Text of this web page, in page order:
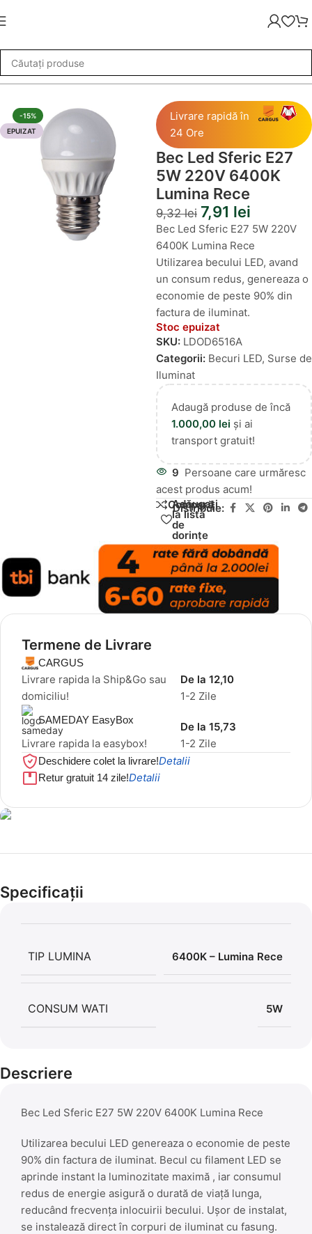
LED»Bec Led Sferic E27 5W 220V 6400K Lumina Rece
-15%
EPUIZAT
Livrare rapidă în
24 Ore
Bec Led Sferic E27
5W 220V 6400K
Lumina Rece
9,32lei 7,91 lei
Bec Led Sferic E27 5W 220V
6400K Lumina Rece
Utilizarea becului LED, avand
un consum redus, genereaza o
economie de peste 90% din
factura de iluminat.
Stoc epuizat
SKU: LDOD6516A
Categorii: Becuri LED, Surse de
Iluminat
Adaugă produse de încă
1.000,00 lei și ai
transport gratuit!
9 Persoane care urmăresc
acest produs acum!
Compară
Adăugați
la lista
de
dorințe
Distribuie:
Termene de Livrare
CARGUS
Livrare rapida la Ship&Go sau
domiciliu!
1-2 Zile
De la 12,10
SAMEDAY EasyBox
Livrare rapida la easybox! 1-2 Zile
De la 15,73
Deschidere colet la livrare!Detalii
Retur gratuit 14 zile!Detalii
Cel mai mic preț!
56,86 LEI
Specificații
TIP LUMINA 6400K – Lumina Rece
CONSUM WATI 5W
Descriere
Bec Led Sferic E27 5W 220V 6400K Lumina Rece
Utilizarea becului LED genereaza o economie de peste
90% din factura de iluminat. Becul cu filament LED se
aprinde instant la luminozitate maximă , iar consumul
redus de energie asigură o durată de viață lunga,
reducând frecvența inlocuirii becului. Ușor de instalat,
se instalează direct în corpuri de iluminat cu fasung.